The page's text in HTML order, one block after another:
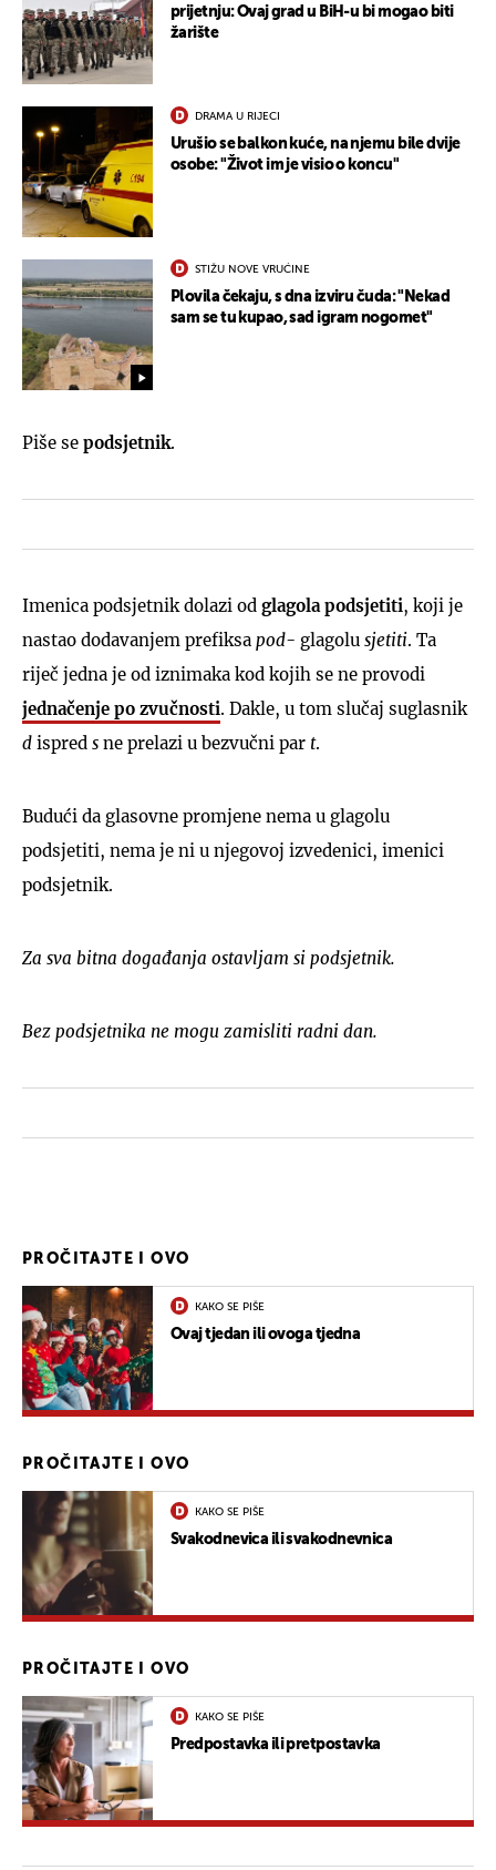
prijetnju: Ovaj grad u BiH-u bi mogao biti
žarište
DRAMA U RIJECI
Urušio se balkon kuće, na njemu bile dvije
osobe: "Život im je visio o koncu"
STIŽU NOVE VRUĆINE
Plovila čekaju, s dna izviru čuda: "Nekad
sam se tu kupao, sad igram nogomet"
Piše se podsjetnik.
Imenica podsjetnik dolazi od glagola podsjetiti, koji je
nastao dodavanjem prefiksa pod- glagolu sjetiti. Ta
riječ jedna je od iznimaka kod kojih se ne provodi
jednačenje po zvučnosti. Dakle, u tom slučaj suglasnik
d ispred s ne prelazi u bezvučni par t.
Budući da glasovne promjene nema u glagolu
podsjetiti, nema je ni u njegovoj izvedenici, imenici
podsjetnik.
Za sva bitna događanja ostavljam si podsjetnik.
Bez podsjetnika ne mogu zamisliti radni dan.
PROČITAJTE I OVO
KAKO SE PIŠE
Ovaj tjedan ili ovoga tjedna
PROČITAJTE I OVO
KAKO SE PIŠE
Svakodnevica ili svakodnevnica
PROČITAJTE I OVO
KAKO SE PIŠE
Predpostavka ili pretpostavka